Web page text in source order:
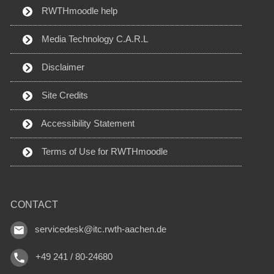
RWTHmoodle help
Media Technology C.A.R.L
Disclaimer
Site Credits
Accessibility Statement
Terms of Use for RWTHmoodle
CONTACT
servicedesk@itc.rwth-aachen.de
+49 241 / 80-24680